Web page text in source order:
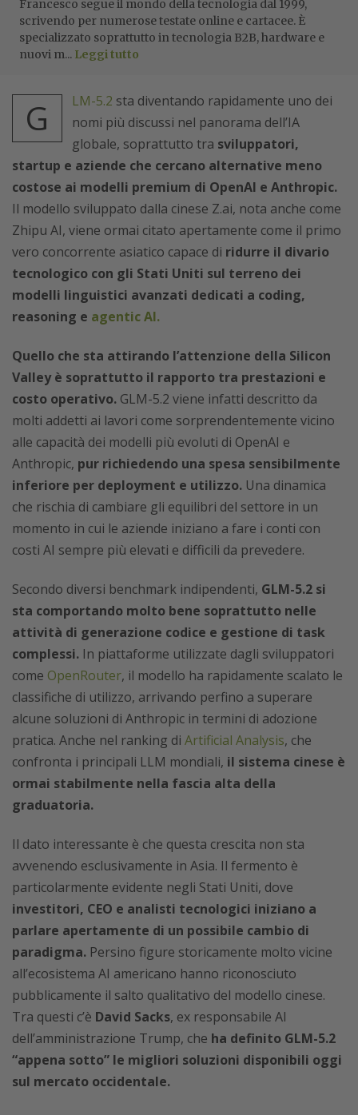
Francesco segue il mondo della tecnologia dal 1999,
scrivendo per numerose testate online e cartacee. È
specializzato soprattutto in tecnologia B2B, hardware e
nuovi m... Leggi tutto
G LM-5.2 sta diventando rapidamente uno dei
nomi più discussi nel panorama dell’IA
globale, soprattutto tra sviluppatori,
startup e aziende che cercano alternative meno
costose ai modelli premium di OpenAI e Anthropic.
Il modello sviluppato dalla cinese Z.ai, nota anche come
Zhipu AI, viene ormai citato apertamente come il primo
vero concorrente asiatico capace di ridurre il divario
tecnologico con gli Stati Uniti sul terreno dei
modelli linguistici avanzati dedicati a coding,
reasoning e agentic AI.
Quello che sta attirando l’attenzione della Silicon
Valley è soprattutto il rapporto tra prestazioni e
costo operativo. GLM-5.2 viene infatti descritto da
molti addetti ai lavori come sorprendentemente vicino
alle capacità dei modelli più evoluti di OpenAI e
Anthropic, pur richiedendo una spesa sensibilmente
inferiore per deployment e utilizzo. Una dinamica
che rischia di cambiare gli equilibri del settore in un
momento in cui le aziende iniziano a fare i conti con
costi AI sempre più elevati e difficili da prevedere.
Secondo diversi benchmark indipendenti, GLM-5.2 si
sta comportando molto bene soprattutto nelle
attività di generazione codice e gestione di task
complessi. In piattaforme utilizzate dagli sviluppatori
come OpenRouter, il modello ha rapidamente scalato le
classifiche di utilizzo, arrivando perfino a superare
alcune soluzioni di Anthropic in termini di adozione
pratica. Anche nel ranking di Artificial Analysis, che
confronta i principali LLM mondiali, il sistema cinese è
ormai stabilmente nella fascia alta della
graduatoria.
Il dato interessante è che questa crescita non sta
avvenendo esclusivamente in Asia. Il fermento è
particolarmente evidente negli Stati Uniti, dove
investitori, CEO e analisti tecnologici iniziano a
parlare apertamente di un possibile cambio di
paradigma. Persino figure storicamente molto vicine
all’ecosistema AI americano hanno riconosciuto
pubblicamente il salto qualitativo del modello cinese.
Tra questi c’è David Sacks, ex responsabile AI
dell’amministrazione Trump, che ha definito GLM-5.2
“appena sotto” le migliori soluzioni disponibili oggi
sul mercato occidentale.